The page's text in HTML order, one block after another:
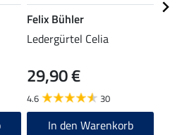
Felix Bühler
Ledergürtel Celia
29,90 €
4.6 30
In den Warenkorb